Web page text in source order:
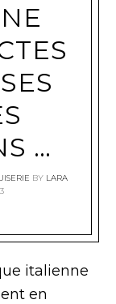
…
BY LARA
italienne
en